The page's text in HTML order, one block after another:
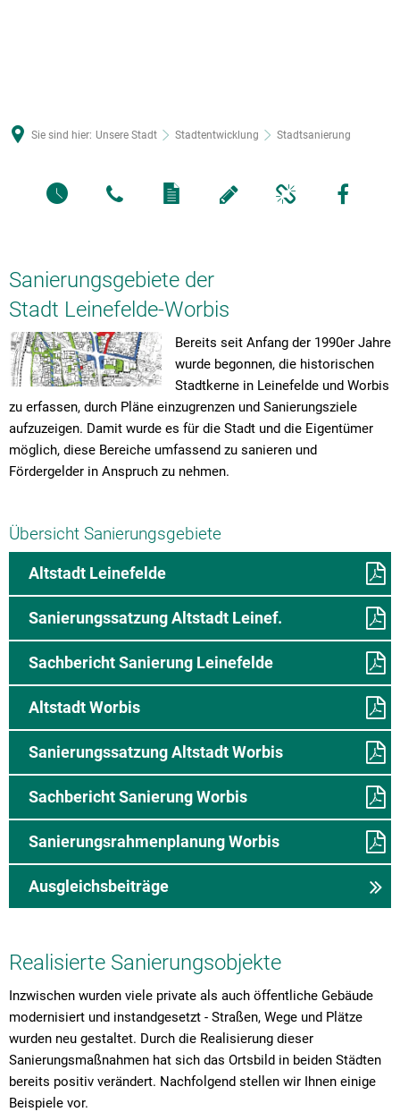
Sie sind hier: Unsere Stadt Stadtentwicklung Stadtsanierung
Sanierungsgebiete der
Stadt Leinefelde-Worbis
Bereits seit Anfang der 1990er Jahre
wurde begonnen, die historischen
Stadtkerne in Leinefelde und Worbis
zu erfassen, durch Pläne einzugrenzen und Sanierungsziele
aufzuzeigen. Damit wurde es für die Stadt und die Eigentümer
möglich, diese Bereiche umfassend zu sanieren und
Fördergelder in Anspruch zu nehmen.
Übersicht Sanierungsgebiete
Altstadt Leinefelde
Sanierungssatzung Altstadt Leinef.
Sachbericht Sanierung Leinefelde
Altstadt Worbis
Sanierungssatzung Altstadt Worbis
Sachbericht Sanierung Worbis
Sanierungsrahmenplanung Worbis
Ausgleichsbeiträge
Realisierte Sanierungsobjekte
Inzwischen wurden viele private als auch öffentliche Gebäude
modernisiert und instandgesetzt - Straßen, Wege und Plätze
wurden neu gestaltet. Durch die Realisierung dieser
Sanierungsmaßnahmen hat sich das Ortsbild in beiden Städten
bereits positiv verändert. Nachfolgend stellen wir Ihnen einige
Beispiele vor.